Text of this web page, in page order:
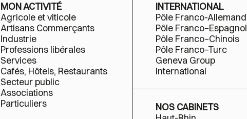
MON ACTIVITÉ
Agricole et viticole
Artisans Commerçants
Industrie
Professions libérales
Services
Cafés, Hôtels, Restaurants
Secteur public
Associations
Particuliers
INTERNATIONAL
Pôle Franco-Allemand
Pôle Franco–Espagnol
Pôle Franco–Chinois
Pôle Franco–Turc
Geneva Group
International
NOS CABINETS